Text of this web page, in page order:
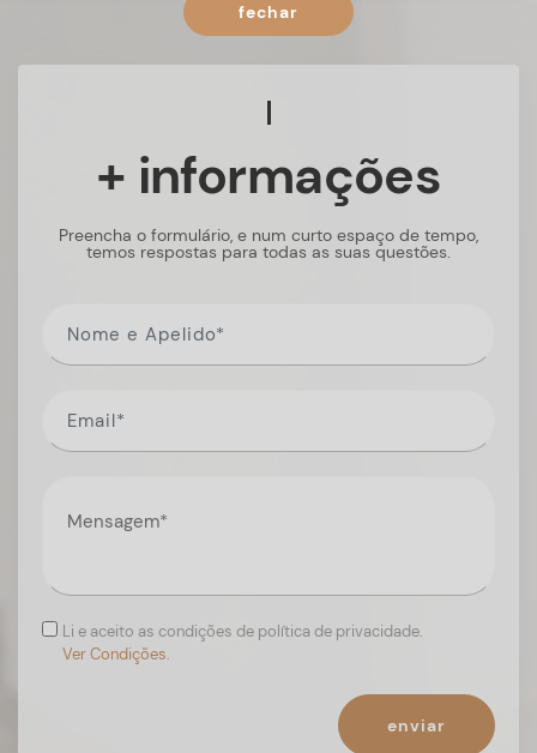
+ informações
Preencha o formulário, e num curto espaço de tempo,
temos respostas para todas as suas questões.
Li e aceito as condições de política de privacidade.
Ver Condições.
enviar
fechar